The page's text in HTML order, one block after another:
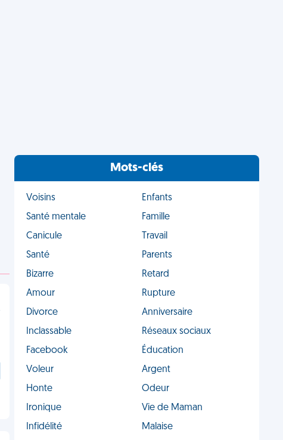
Mots-clés
Voisins
Enfants
Santé mentale
Famille
Canicule
Travail
Santé
Parents
Bizarre
Retard
Amour
Rupture
Divorce
Anniversaire
Inclassable
Réseaux sociaux
Facebook
Éducation
Voleur
Argent
Honte
Odeur
Ironique
Vie de Maman
Infidélité
Malaise